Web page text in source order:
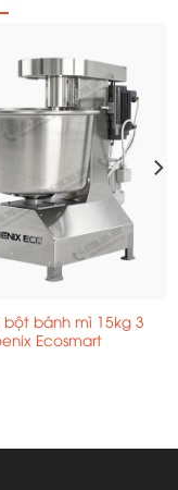
bột bánh mì 15kg 3
Ecosmart